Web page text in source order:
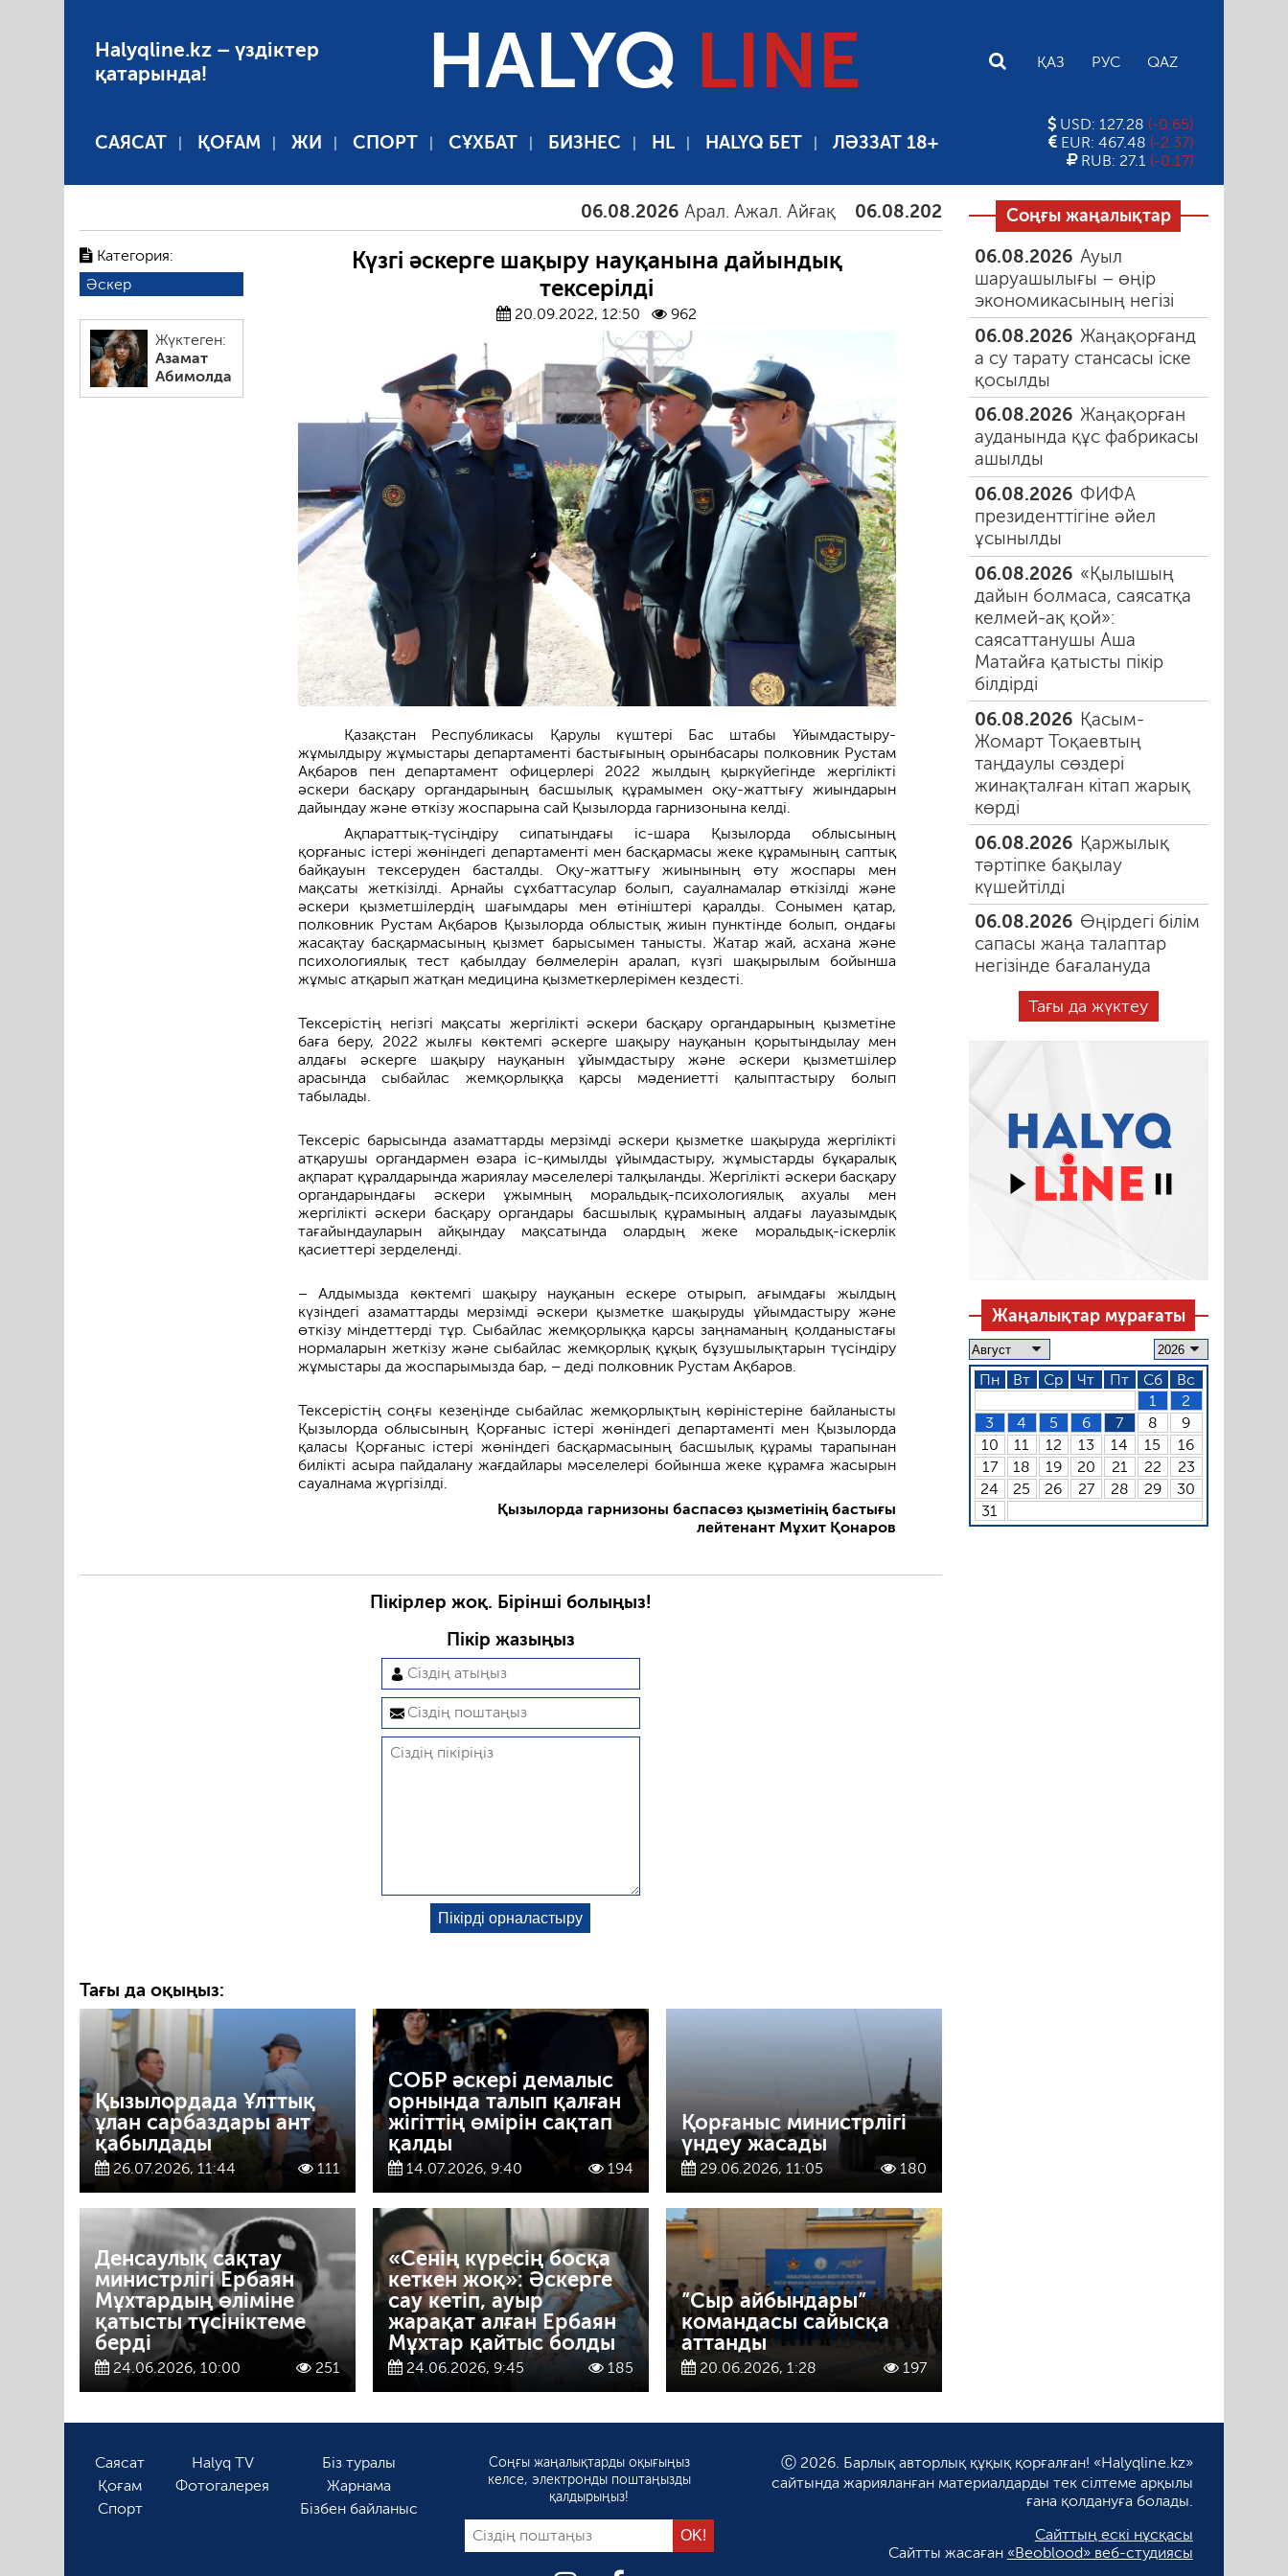
Halyqline.kz – үздіктер
қатарында!
HALYQ LINE ҚАЗ РУС QAZ
САЯСАТ ҚОҒАМ ЖИ СПОРТ СҰХБАТ БИЗНЕС HL HALYQ БЕТ ЛӘЗЗАТ 18+
USD: 127.28 (-0.65)
EUR: 467.48 (-2.37)
RUB: 27.1 (-0.17)
06.08.2026 Арал. Ажал. Айғақ 06.08.2026 Тамыздағы таңғы түтін 06.08.2026
Категория:
Әскер
Жүктеген:
Азамат
Абимолда
Күзгі әскерге шақыру науқанына дайындық
тексерілді
20.09.2022, 12:50 962
Қазақстан Республикасы Қарулы күштері Бас штабы Ұйымдастыру-
жұмылдыру жұмыстары департаменті бастығының орынбасары полковник Рустам
Ақбаров пен департамент офицерлері 2022 жылдың қыркүйегінде жергілікті
әскери басқару органдарының басшылық құрамымен оқу-жаттығу жиындарын
дайындау және өткізу жоспарына сай Қызылорда гарнизонына келді.
Ақпараттық-түсіндіру сипатындағы іс-шара Қызылорда облысының
қорғаныс істері жөніндегі департаменті мен басқармасы жеке құрамының саптық
байқауын тексеруден басталды. Оқу-жаттығу жиынының өту жоспары мен
мақсаты жеткізілді. Арнайы сұхбаттасулар болып, сауалнамалар өткізілді және
әскери қызметшілердің шағымдары мен өтініштері қаралды. Сонымен қатар,
полковник Рустам Ақбаров Қызылорда облыстық жиын пунктінде болып, ондағы
жасақтау басқармасының қызмет барысымен танысты. Жатар жай, асхана және
психологиялық тест қабылдау бөлмелерін аралап, күзгі шақырылым бойынша
жұмыс атқарып жатқан медицина қызметкерлерімен кездесті.
Тексерістің негізгі мақсаты жергілікті әскери басқару органдарының қызметіне
баға беру, 2022 жылғы көктемгі әскерге шақыру науқанын қорытындылау мен
алдағы әскерге шақыру науқанын ұйымдастыру және әскери қызметшілер
арасында сыбайлас жемқорлыққа қарсы мәдениетті қалыптастыру болып
табылады.
Тексеріс барысында азаматтарды мерзімді әскери қызметке шақыруда жергілікті
атқарушы органдармен өзара іс-қимылды ұйымдастыру, жұмыстарды бұқаралық
ақпарат құралдарында жариялау мәселелері талқыланды. Жергілікті әскери басқару
органдарындағы әскери ұжымның моральдық-психологиялық ахуалы мен
жергілікті әскери басқару органдары басшылық құрамының алдағы лауазымдық
тағайындауларын айқындау мақсатында олардың жеке моральдық-іскерлік
қасиеттері зерделенді.
– Алдымызда көктемгі шақыру науқанын ескере отырып, ағымдағы жылдың
күзіндегі азаматтарды мерзімді әскери қызметке шақыруды ұйымдастыру және
өткізу міндеттерді тұр. Сыбайлас жемқорлыққа қарсы заңнаманың қолданыстағы
нормаларын жеткізу және сыбайлас жемқорлық құқық бұзушылықтарын түсіндіру
жұмыстары да жоспарымызда бар, – деді полковник Рустам Ақбаров.
Тексерістің соңғы кезеңінде сыбайлас жемқорлықтың көріністеріне байланысты
Қызылорда облысының Қорғаныс істері жөніндегі департаменті мен Қызылорда
қаласы Қорғаныс істері жөніндегі басқармасының басшылық құрамы тарапынан
билікті асыра пайдалану жағдайлары мәселелері бойынша жеке құрамға жасырын
сауалнама жүргізілді.
Қызылорда гарнизоны баспасөз қызметінің бастығы
лейтенант Мұхит Қонаров
Пікірлер жоқ. Бірінші болыңыз!
Пікір жазыңыз
Тағы да оқыңыз:
Қызылордада Ұлттық
ұлан сарбаздары ант
қабылдады
26.07.2026, 11:44 111
СОБР әскері демалыс
орнында талып қалған
жігіттің өмірін сақтап
қалды
14.07.2026, 9:40 194
Қорғаныс министрлігі
үндеу жасады
29.06.2026, 11:05 180
Денсаулық сақтау
министрлігі Ербаян
Мұхтардың өліміне
қатысты түсініктеме
берді
24.06.2026, 10:00 251
«Сенің күресің босқа
кеткен жоқ»: Әскерге
сау кетіп, ауыр
жарақат алған Ербаян
Мұхтар қайтыс болды
24.06.2026, 9:45 185
”Сыр айбындары”
командасы сайысқа
аттанды
20.06.2026, 1:28 197
Соңғы жаңалықтар
06.08.2026 Ауыл
шаруашылығы – өңір
экономикасының негізі
06.08.2026 Жаңақорғанд
а су тарату стансасы іске
қосылды
06.08.2026 Жаңақорған
ауданында құс фабрикасы
ашылды
06.08.2026 ФИФА
президенттігіне әйел
ұсынылды
06.08.2026 «Қылышың
дайын болмаса, саясатқа
келмей-ақ қой»:
саясаттанушы Аша
Матайға қатысты пікір
білдірді
06.08.2026 Қасым-
Жомарт Тоқаевтың
таңдаулы сөздері
жинақталған кітап жарық
көрді
06.08.2026 Қаржылық
тәртіпке бақылау
күшейтілді
06.08.2026 Өңірдегі білім
сапасы жаңа талаптар
негізінде бағалануда
Тағы да жүктеу
Жаңалықтар мұрағаты
Пн Вт Ср Чт Пт Сб
Вс
1
2
3
4 5 6 7 8
9
10
11 12 13 14 15
16
17
18 19 20 21 22
23
24
25 26 27 28 29
30
31
Саясат
Қоғам
Спорт
Halyq TV
Фотогалерея
Біз туралы
Жарнама
Бізбен байланыс
Соңғы жаңалықтарды оқығыңыз
келсе, электронды поштаңызды
қалдырыңыз!
Ⓒ 2026. Барлық авторлық құқық қорғалған! «Halyqline.kz»
сайтында жарияланған материалдарды тек сілтеме арқылы
ғана қолдануға болады.
Сайттың ескі нұсқасы
Сайтты жасаған «Beoblood» веб-студиясы